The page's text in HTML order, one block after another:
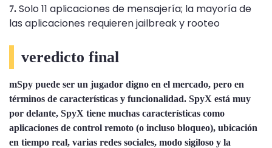
7. Solo 11 aplicaciones de mensajería; la mayoría de
las aplicaciones requieren jailbreak y rooteo
veredicto final
mSpy puede ser un jugador digno en el mercado, pero en
términos de características y funcionalidad. SpyX está muy
por delante, SpyX tiene muchas características como
aplicaciones de control remoto (o incluso bloqueo), ubicación
en tiempo real, varias redes sociales, modo sigiloso y la